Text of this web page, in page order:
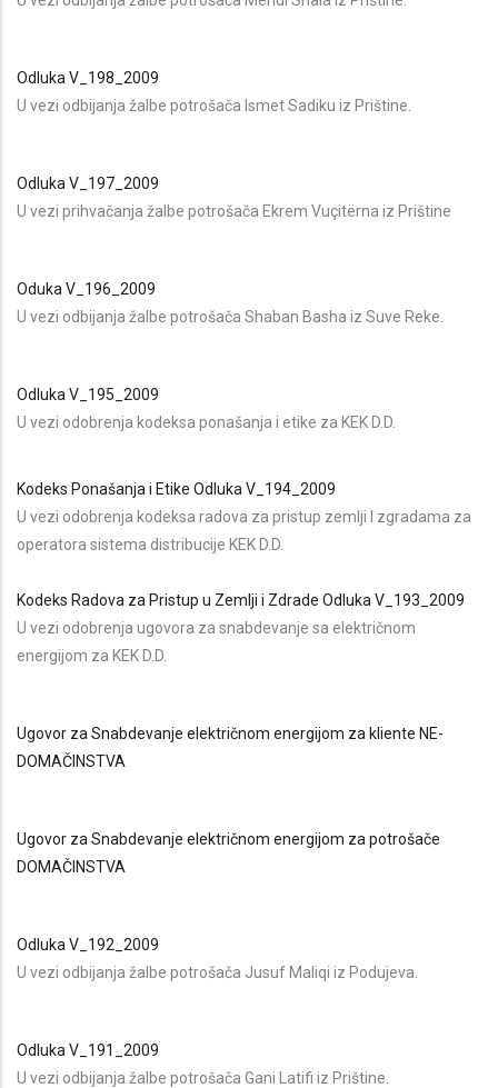
Odluka V_198_2009
U vezi odbijanja žalbe potrošača Ismet Sadiku iz Prištine.
Odluka V_197_2009
U vezi prihvačanja žalbe potrošača Ekrem Vuçitërna iz Prištine
Oduka V_196_2009
U vezi odbijanja žalbe potrošača Shaban Basha iz Suve Reke.
Odluka V_195_2009
U vezi odobrenja kodeksa ponašanja i etike za KEK D.D.
Kodeks Ponašanja i Etike Odluka V_194_2009
U vezi odobrenja kodeksa radova za pristup zemlji I zgradama za
operatora sistema distribucije KEK D.D.
Kodeks Radova za Pristup u Zemlji i Zdrade Odluka V_193_2009
U vezi odobrenja ugovora za snabdevanje sa električnom
energijom za KEK D.D.
Ugovor za Snabdevanje električnom energijom za kliente NE-
DOMAČINSTVA
Ugovor za Snabdevanje električnom energijom za potrošače
DOMAČINSTVA
Odluka V_192_2009
U vezi odbijanja žalbe potrošača Jusuf Maliqi iz Podujeva.
Odluka V_191_2009
U vezi odbijanja žalbe potrošača Gani Latifi iz Prištine.